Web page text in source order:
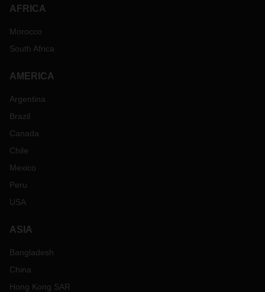
AFRICA
Morocco
South Africa
AMERICA
Argentina
Brazil
Canada
Chile
Mexico
Peru
USA
ASIA
Bangladesh
China
Hong Kong SAR